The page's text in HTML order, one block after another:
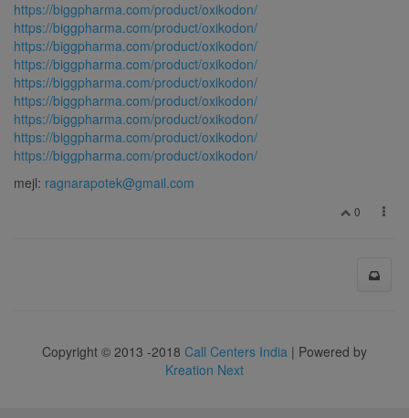
https://biggpharma.com/product/oxikodon/
https://biggpharma.com/product/oxikodon/
https://biggpharma.com/product/oxikodon/
https://biggpharma.com/product/oxikodon/
https://biggpharma.com/product/oxikodon/
https://biggpharma.com/product/oxikodon/
https://biggpharma.com/product/oxikodon/
https://biggpharma.com/product/oxikodon/
https://biggpharma.com/product/oxikodon/
mejl: ragnarapotek@gmail.com
0
Copyright © 2013 -2018 Call Centers India | Powered by
Kreation Next